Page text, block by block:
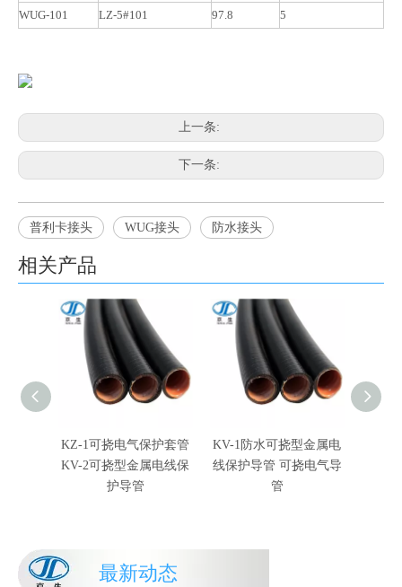
WUG-101
LZ-5#101 97.8 5
上一条:
下一条:
普利卡接头 WUG接头 防水接头
相关产品
KZ-1可挠电气保护套管
KV-2可挠型金属电线保
护导管
KV-1防水可挠型金属电
线保护导管 可挠电气导
管
最新动态
固定与不锈钢金属软管连接技术
不锈钢金属软管的芯棒使用
不锈钢金属软管的工艺流程
不锈钢金属软管的工况条件
不锈钢金属软管的挤压杆材料的要求